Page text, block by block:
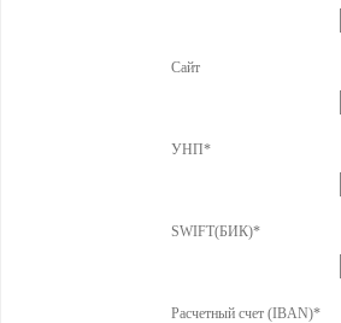
Сайт
УНП*
SWIFT(БИК)*
Расчетный счет (IBAN)*